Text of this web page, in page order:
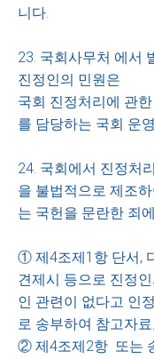
니다.
23. 국회사무처 에서
진정인의 민원은
국회 진정처리에 관
를 담당하는 국회 운
24. 국회에서 진정처
을 불법적으로 제조
는 국헌을 문란한 죄
① 제4조제1항 단서,
견제시 등으로 진정
인 관련이 없다고 인
로 송부하여 참고자
② 제4조제2항 또는